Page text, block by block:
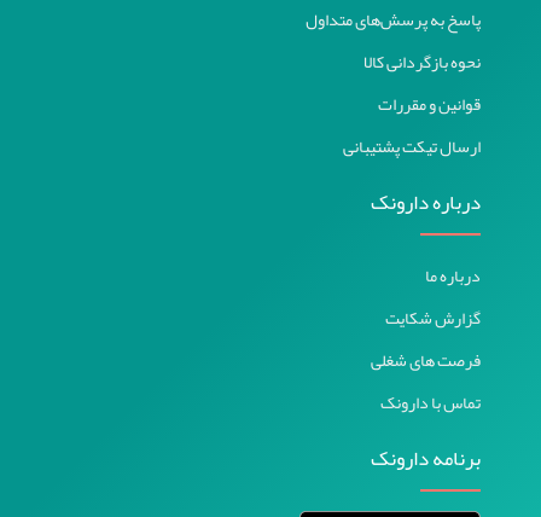
پاسخ به پرسش‌های متداول
نحوه بازگردانی کالا
قوانین و مقررات
ارسال تیکت پشتیبانی
درباره دارونک
درباره ما
گزارش شکایت
فرصت های شغلی
تماس با دارونک
برنامه دارونک